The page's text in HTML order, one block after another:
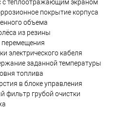
с теплоотражающим экраном
покрытие корпуса
объема
из резины
перемещения
электрического кабеля
заданной температуры
топлива
в блоке управления
фильтр грубой очистки